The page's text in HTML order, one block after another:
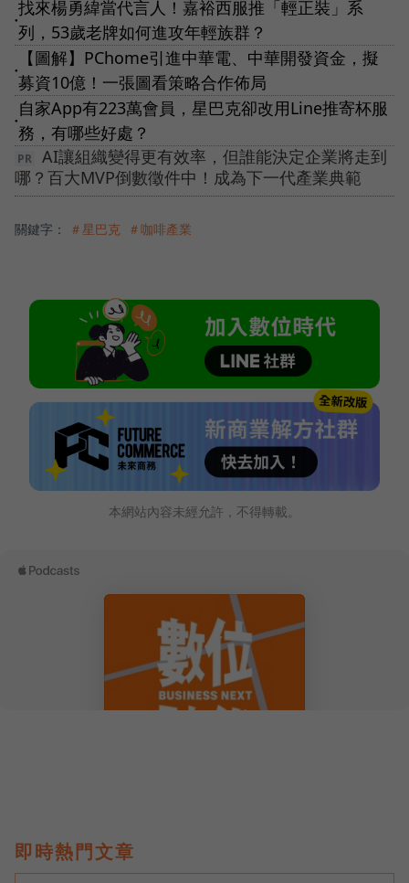
●
找來楊勇緯當代言人！嘉裕西服推「輕正裝」系
列，53歲老牌如何進攻年輕族群？
●
【圖解】PChome引進中華電、中華開發資金，擬
募資10億！一張圖看策略合作佈局
●
自家App有223萬會員，星巴克卻改用Line推寄杯服
務，有哪些好處？
AI讓組織變得更有效率，但誰能決定企業將走到
哪？百大MVP倒數徵件中！成為下一代產業典範
關鍵字： ＃星巴克 ＃咖啡產業
本網站內容未經允許，不得轉載。
即時熱門文章